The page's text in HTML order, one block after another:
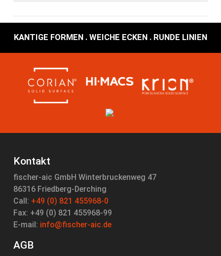
KANTIGE FORMEN . WEICHE ECKEN . RUNDE LINIEN
Kontakt
fischer-aic GmbH Winterbruckenweg 47
86316 Friedberg-Derching
Call: +49 (0) 821 455968-0
Fax: +49 (0) 821 455968-99
E-mail: info@fischer-aic.de
AGB